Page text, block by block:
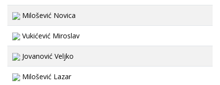
Milošević Novica
Vukićević Miroslav
Jovanović Veljko
Milošević Lazar